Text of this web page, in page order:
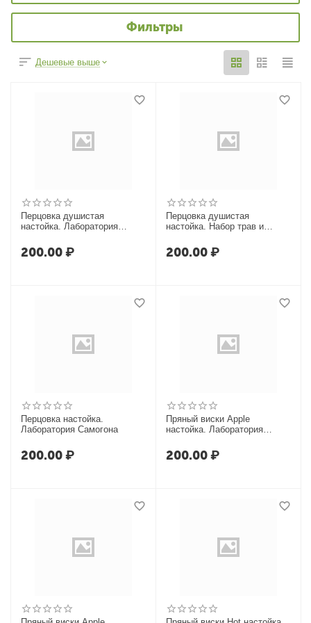
Фильтры
Дешевые выше
Перцовка душистая
настойка. Лаборатория
200.00₽
Перцовка душистая
настойка. Набор трав и
200.00₽
Перцовка настойка.
Лаборатория Самогона
200.00₽
Пряный виски Apple
настойка. Лаборатория
200.00₽